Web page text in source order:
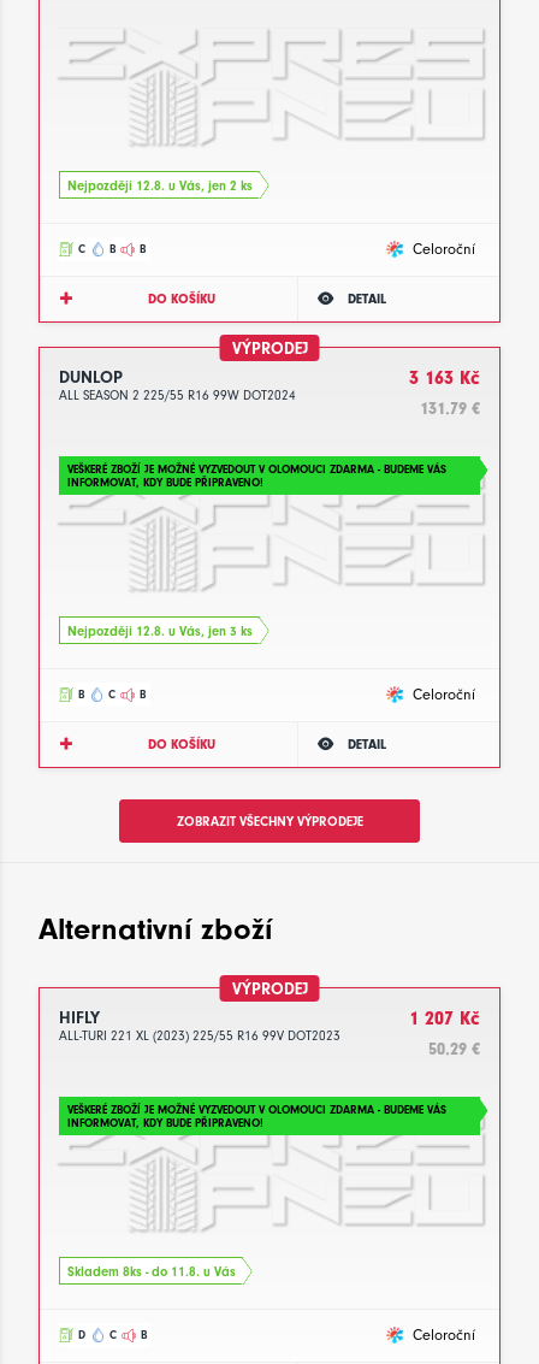
Nejpozději 12.8. u Vás, jen 2 ks
C B B Celoroční
DO KOŠÍKU DETAIL
VÝPRODEJ
DUNLOP
ALL SEASON 2 225/55 R16 99W DOT2024
3 163 Kč
131.79 €
VEŠKERÉ ZBOŽÍ JE MOŽNÉ VYZVEDOUT V OLOMOUCI ZDARMA - BUDEME VÁS
INFORMOVAT, KDY BUDE PŘIPRAVENO!
Nejpozději 12.8. u Vás, jen 3 ks
B C B Celoroční
DO KOŠÍKU DETAIL
ZOBRAZIT VŠECHNY VÝPRODEJE
Alternativní zboží
VÝPRODEJ
HIFLY
ALL-TURI 221 XL (2023) 225/55 R16 99V DOT2023
1 207 Kč
50.29 €
VEŠKERÉ ZBOŽÍ JE MOŽNÉ VYZVEDOUT V OLOMOUCI ZDARMA - BUDEME VÁS
INFORMOVAT, KDY BUDE PŘIPRAVENO!
Skladem 8ks - do 11.8. u Vás
D C B Celoroční